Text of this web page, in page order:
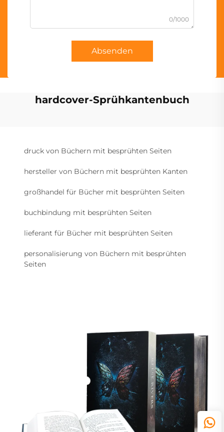
0/1000
Absenden
hardcover-Sprühkantenbuch
druck von Büchern mit besprühten Seiten
hersteller von Büchern mit besprühten Kanten
großhandel für Bücher mit besprühten Seiten
buchbindung mit besprühten Seiten
lieferant für Bücher mit besprühten Seiten
personalisierung von Büchern mit besprühten
Seiten